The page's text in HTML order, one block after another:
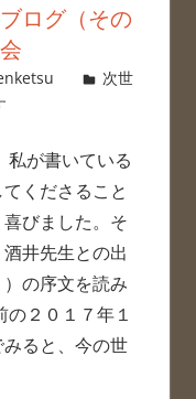
ログ（その
次世
が書いている
くださること
びました。そ
井先生との出
の序文を読み
２０１７年１
ると、今の世